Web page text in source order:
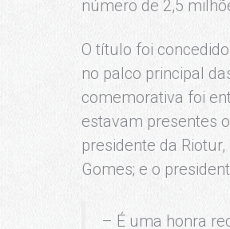
número de 2,5
O título foi
no palco principal
comemorativa foi
estavam presentes
presidente da
Gomes; e o
– É uma honra